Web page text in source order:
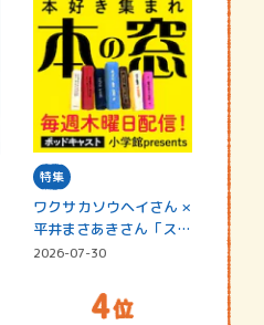
特集
ワクサカソウヘイさん ×
平井まさあきさん「スペ
シャ…
2026-07-30